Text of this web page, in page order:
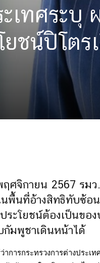
เทศระบุ
ยชน์ปิโต
ศจิกายน 2567 รมว
นพื้นที่อ้างสิทธิทับซ้อ
ะโยชน์ต้องเป็นขอ
กัมพูชาเดินหน้าได้
าการกระทรวงการต่างประเ